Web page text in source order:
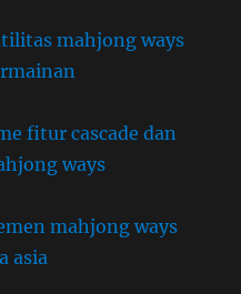
mahjong ways
fitur cascade dan
ways
mahjong ways
asia